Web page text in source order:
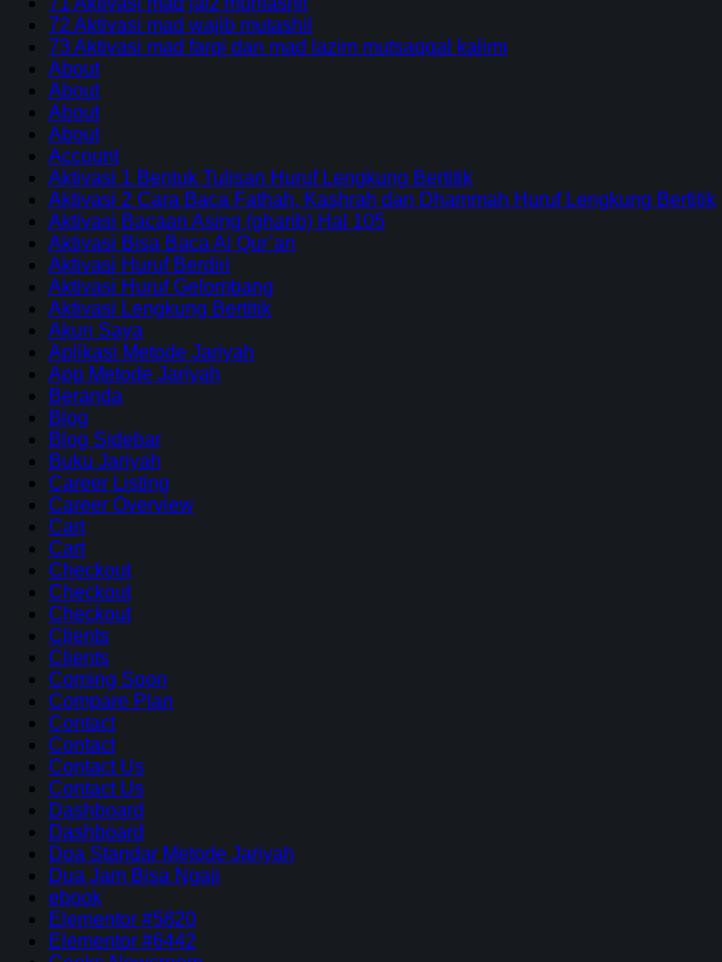
72 Aktivasi mad wajib mutashil
73 Aktivasi mad farqi dan mad lazim mutsaqqal kalimi
About
About
About
About
Account
Aktivasi 1 Bentuk Tulisan Huruf Lengkung Bertitik
Aktivasi 2 Cara Baca Fathah, Kashrah dan Dhammah Huruf Lengkung Bertitik
Aktivasi Bacaan Asing (gharib) Hal 105
Aktivasi Bisa Baca Al Qur’an
Aktivasi Huruf Berdiri
Aktivasi Huruf Gelombang
Aktivasi Lengkung Bertitik
Akun Saya
Aplikasi Metode Jariyah
App Metode Jariyah
Beranda
Blog
Blog Sidebar
Buku Jariyah
Career Listing
Career Overview
Cart
Cart
Checkout
Checkout
Checkout
Clients
Clients
Coming Soon
Compare Plan
Contact
Contact
Contact Us
Contact Us
Dashboard
Dashboard
Doa Standar Metode Jariyah
Dua Jam Bisa Ngaji
ebook
Elementor #5820
Elementor #6442